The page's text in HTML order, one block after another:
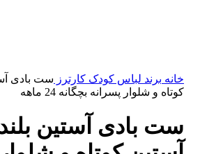
خانه برند لباس کودک کارترز ست بادی
کوتاه و شلوار پسرانه بچگانه 24 ماهه
ست بادی آستین